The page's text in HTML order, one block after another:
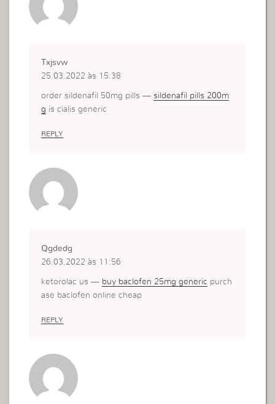
Txjsvw
25.03.2022 às 15:38
order sildenafil 50mg pills — sildenafil pills 200m
g is cialis generic
REPLY
Qgdedg
26.03.2022 às 11:56
ketorolac us — buy baclofen 25mg generic purch
ase baclofen online cheap
REPLY